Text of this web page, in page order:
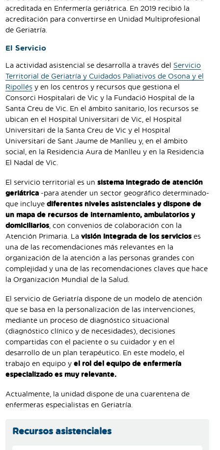
acreditada en Enfermería geriátrica. En 2019 recibió la
acreditación para convertirse en Unidad Multiprofesional
de Geriatría.
El Servicio
La actividad asistencial se desarrolla a través del Servicio
Territorial de Geriatría y Cuidados Paliativos de Osona y el
Ripollés y en los centros y recursos que gestiona el
Consorci Hospitalari de Vic y la Fundació Hospital de la
Santa Creu de Vic. En el ámbito sanitario, los recursos se
ubican en el Hospital Universitari de Vic, el Hospital
Universitari de la Santa Creu de Vic y el Hospital
Universitari de Sant Jaume de Manlleu y, en el ámbito
social, en la Residencia Aura de Manlleu y en la Residencia
El Nadal de Vic.
El servicio territorial es un sistema integrado de atención
geriátrica -para atender un sector geográfico determinado-
que incluye diferentes niveles asistenciales y dispone de
un mapa de recursos de internamiento, ambulatorios y
domiciliarios , con convenios de colaboración con la
Atención Primaria. La visión integrada de los servicios es
una de las recomendaciones más relevantes en la
organización de la atención a las personas grandes con
complejidad y una de las recomendaciones claves que hace
la Organización Mundial de la Salud.
El servicio de Geriatría dispone de un modelo de atención
que se basa en la personalización de las intervenciones,
mediante un proceso de diagnóstico situacional
(diagnóstico clínico y de necesidades), decisiones
compartidas con el paciente o su cuidador y en el
desarrollo de un plan terapéutico. En este modelo, el
trabajo en equipo y el rol del equipo de enfermería
especializado es muy relevante.
Actualmente, la unidad dispone de una cuarentena de
enfermeras especialistas en Geriatría.
Recursos asistenciales